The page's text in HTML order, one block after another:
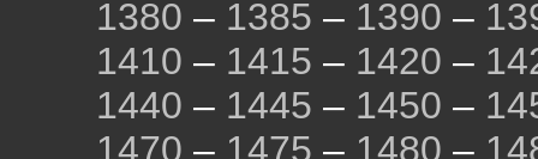
1380 – 1385 – 1390 –
1410 – 1415 – 1420 –
1440 – 1445 – 1450 –
1470 – 1475 – 1480 –